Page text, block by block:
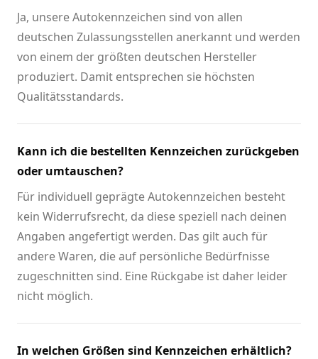
Ja, unsere Autokennzeichen sind von allen
deutschen Zulassungsstellen anerkannt und werden
von einem der größten deutschen Hersteller
produziert. Damit entsprechen sie höchsten
Qualitätsstandards.
Kann ich die bestellten Kennzeichen zurückgeben
oder umtauschen?
Für individuell geprägte Autokennzeichen besteht
kein Widerrufsrecht, da diese speziell nach deinen
Angaben angefertigt werden. Das gilt auch für
andere Waren, die auf persönliche Bedürfnisse
zugeschnitten sind. Eine Rückgabe ist daher leider
nicht möglich.
In welchen Größen sind Kennzeichen erhältlich?